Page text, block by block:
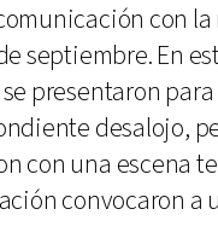
con
septiembre. En
presentaron
desalojo,
con una escena
convocaron a